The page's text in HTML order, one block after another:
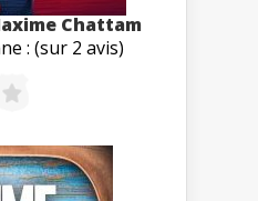
Chattam
: (sur 2 avis)